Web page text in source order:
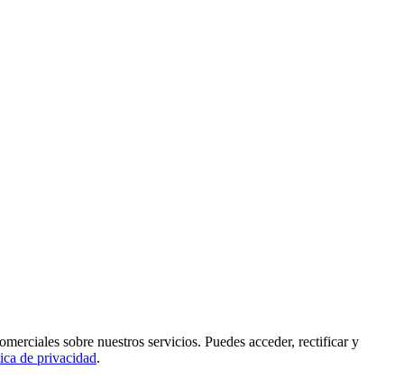
sobre nuestros servicios. Puedes acceder, rectificar y
de privacidad.